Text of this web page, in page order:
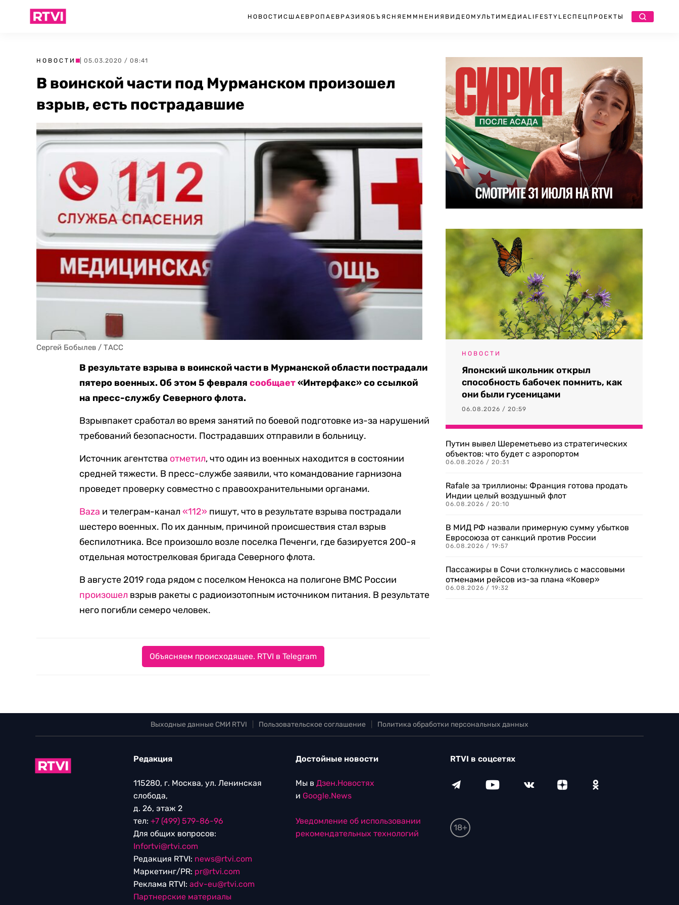
НОВОСТИ США ЕВРОПА ЕВРАЗИЯ ОБЪЯСНЯЕМ МНЕНИЯ ВИДЕО МУЛЬТИМЕДИА LIFESTYLEСПЕЦПРОЕКТЫ
НОВОСТИ | 05.03.2020 / 08:41
В воинской части под Мурманском произошел
взрыв, есть пострадавшие
Сергей Бобылев / ТАСС
В результате взрыва в воинской части в Мурманской области пострадали
пятеро военных. Об этом 5 февралясообщает«Интерфакс» со ссылкой
на пресс-службу Северного флота.
Взрывпакет сработал во время занятий по боевой подготовке из-за нарушений
требований безопасности. Пострадавших отправили в больницу.
Источник агентства отметил, что один из военных находится в состоянии
средней тяжести. В пресс-службе заявили, что командование гарнизона
проведет проверку совместно с правоохранительными органами.
Baza и телеграм-канал«112» пишут, что в результате взрыва пострадали
шестеро военных. По их данным, причиной происшествия стал взрыв
беспилотника. Все произошло возле поселка Печенги, где базируется 200-я
отдельная мотострелковая бригада Северного флота.
В августе 2019 года рядом с поселком Ненокса на полигоне ВМС России
произошел взрыв ракеты с радиоизотопным источником питания. В результате
него погибли семеро человек.
Объясняем происходящее. RTVI в Telegram
НОВОСТИ
Японский школьник открыл
способность бабочек помнить, как
они были гусеницами
06.08.2026 / 20:59
Путин вывел Шереметьево из стратегических
объектов: что будет с аэропортом
06.08.2026 / 20:31
Rafale за триллионы: Франция готова продать
Индии целый воздушный флот
06.08.2026 / 20:10
В МИД РФ назвали примерную сумму убытков
Евросоюза от санкций против России
06.08.2026 / 19:57
Пассажиры в Сочи столкнулись с массовыми
отменами рейсов из-за плана «Ковер»
06.08.2026 / 19:32
Выходные данные СМИ RTVI Пользовательское соглашение Политика обработки персональных данных
Редакция
115280, г. Москва, ул. Ленинская
слобода,
д. 26, этаж 2
тел: +7 (499) 579-86-96
Для общих вопросов:
Infortvi@rtvi.com
Редакция RTVI: news@rtvi.com
Маркетинг/PR: pr@rtvi.com
Реклама RTVI: adv-eu@rtvi.com
Партнерские материалы
Достойные новости
Мы в Дзен.Новостях
и Google.News
Уведомление об использовании
рекомендательных технологий
RTVI в соцсетях
18+